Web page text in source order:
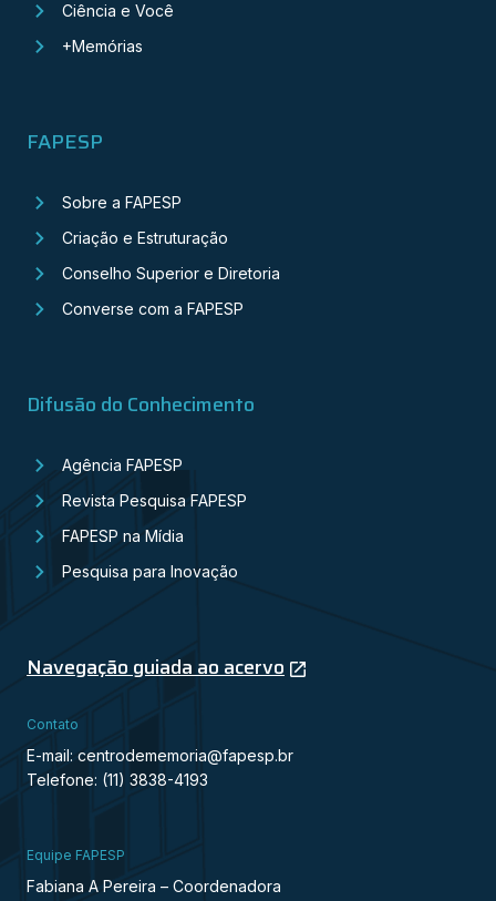
Ciência e Você
+Memórias
FAPESP
Sobre a FAPESP
Criação e Estruturação
Conselho Superior e Diretoria
Converse com a FAPESP
Difusão do Conhecimento
Agência FAPESP
Revista Pesquisa FAPESP
FAPESP na Mídia
Pesquisa para Inovação
Navegação guiada ao acervo
Contato
E-mail: centrodememoria@fapesp.br
Telefone: (11) 3838-4193
Equipe FAPESP
Fabiana A Pereira – Coordenadora